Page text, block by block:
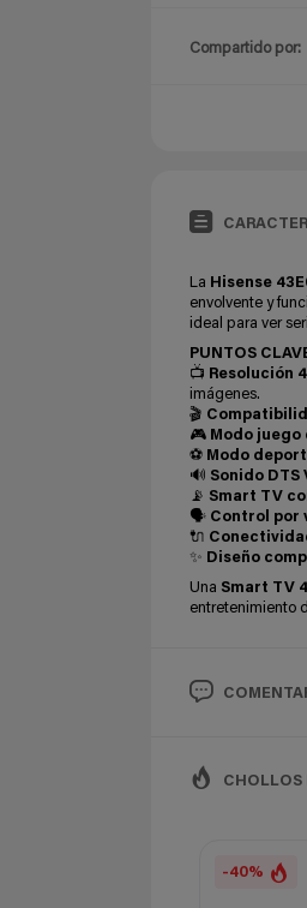
Compartido por:
La Hisense
envolvente y
ideal para ver
PUNTOS
📺 Resolución
imágenes.
🎬
🎮 Modo
⚽ Modo
🔊 Sonido DTS
📡 Smart TV
🗣️ Control por
🔌
✨ Diseño
Una Smart TV
entretenimiento
CHOLLOS
-40%